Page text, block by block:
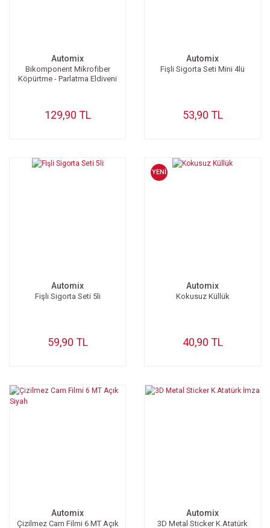
Automix
Bikomponent Mikrofiber
Köpürtme - Parlatma Eldiveni
129,90 TL
Automix
Fişli Sigorta Seti Mini 4lü
53,90 TL
Automix
Fişli Sigorta Seti 5li
59,90 TL
YENİ
Automix
Kokusuz Küllük
40,90 TL
Automix
Çizilmez Cam Filmi 6 MT Açık
Automix
3D Metal Sticker K.Atatürk